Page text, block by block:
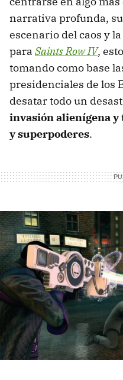
narrativa profunda,
escenario del caos y
para Saints Row IV,
tomando como base
presidenciales de los
desatar todo un
invasión alienígena y
y superpoderes.